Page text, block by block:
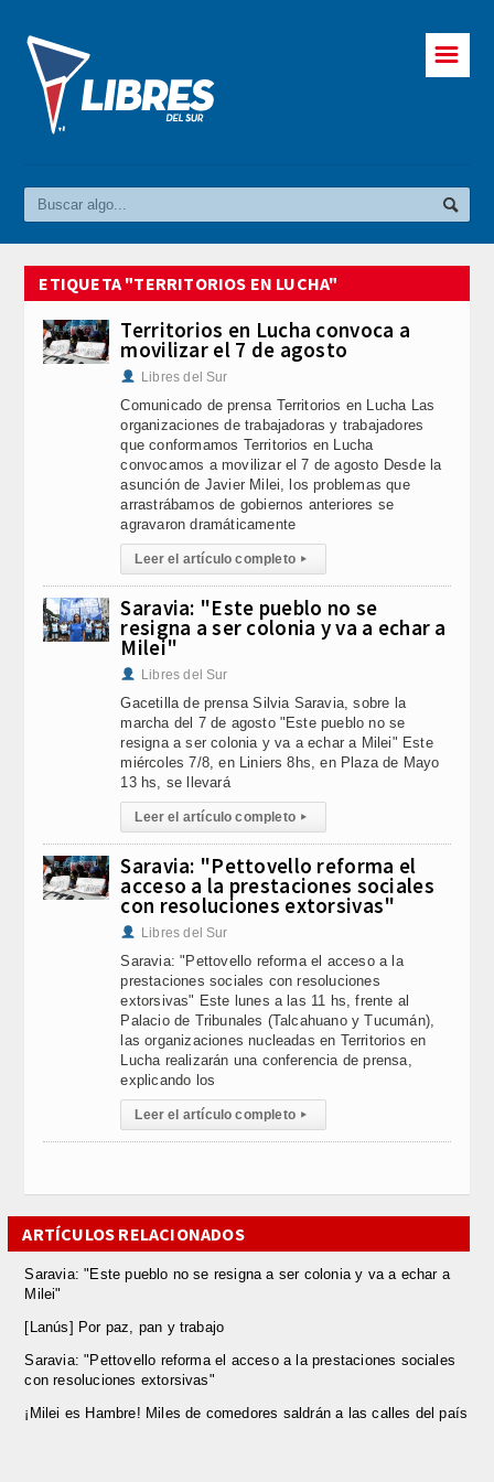
☰
ETIQUETA "TERRITORIOS EN LUCHA"
Territorios en Lucha convoca a
movilizar el 7 de agosto
Libres del Sur
Comunicado de prensa Territorios en Lucha Las
organizaciones de trabajadoras y trabajadores
que conformamos Territorios en Lucha
convocamos a movilizar el 7 de agosto Desde la
asunción de Javier Milei, los problemas que
arrastrábamos de gobiernos anteriores se
agravaron dramáticamente
Leer el artículo completo ▸
Saravia: "Este pueblo no se
resigna a ser colonia y va a echar a
Milei"
Libres del Sur
Gacetilla de prensa Silvia Saravia, sobre la
marcha del 7 de agosto "Este pueblo no se
resigna a ser colonia y va a echar a Milei" Este
miércoles 7/8, en Liniers 8hs, en Plaza de Mayo
13 hs, se llevará
Leer el artículo completo ▸
Saravia: "Pettovello reforma el
acceso a la prestaciones sociales
con resoluciones extorsivas"
Libres del Sur
Saravia: "Pettovello reforma el acceso a la
prestaciones sociales con resoluciones
extorsivas" Este lunes a las 11 hs, frente al
Palacio de Tribunales (Talcahuano y Tucumán),
las organizaciones nucleadas en Territorios en
Lucha realizarán una conferencia de prensa,
explicando los
Leer el artículo completo ▸
ARTÍCULOS RELACIONADOS
Saravia: "Este pueblo no se resigna a ser colonia y va a echar a
Milei"
[Lanús] Por paz, pan y trabajo
Saravia: "Pettovello reforma el acceso a la prestaciones sociales
con resoluciones extorsivas"
¡Milei es Hambre! Miles de comedores saldrán a las calles del país